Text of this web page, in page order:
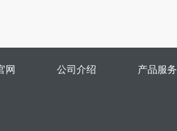
网 公司介绍 产品服务